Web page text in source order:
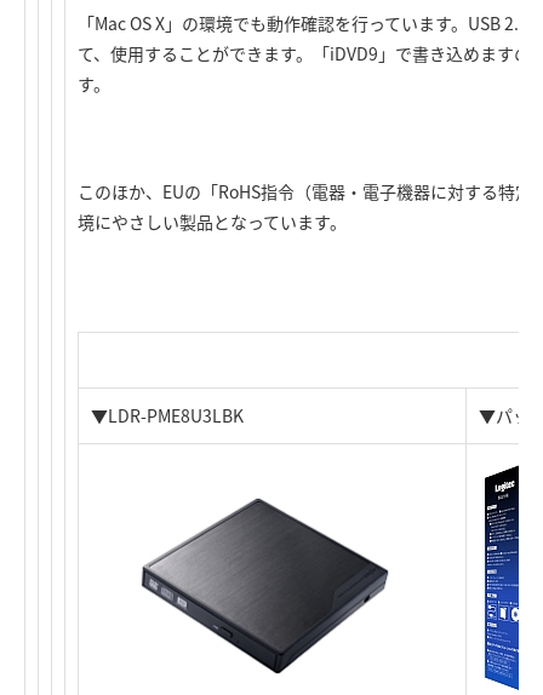
「Mac OS X」の環境でも動作確認を行っています。USB
て、使用することができます。「iDVD9」で書き込めますの
す。
このほか、EUの「RoHS指令（電器・電子機器に対する特
境にやさしい製品となっています。
▼LDR-PME8U3LBK ▼パッ